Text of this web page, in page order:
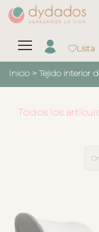
Lista
Inicio > Tejido interior
Todos los